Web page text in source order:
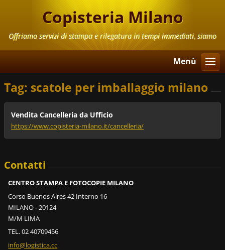
Copisteria Milano
Offriamo servizi di stampa e rilegatura in tempi immediati, siamo
aperti anche il Sabato e la Domenica
Menù
Tag: scatole per imballaggio milano
Vendita Cancelleria da Ufficio
https://www.copisteria-milano.it/cancelleria/
Contatti
CENTRO STAMPA E FOTOCOPIE MILANO
Corso Buenos Aires 42 Interno 16
MILANO - 20124
M/M LIMA
TEL. 02 40709456
info@logistica.cc